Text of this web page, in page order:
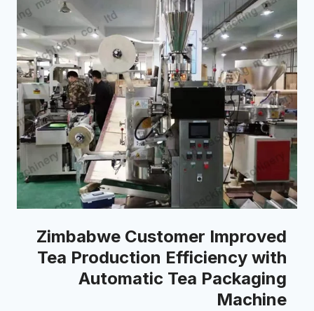
Zimbabwe Customer Improved
Tea Production Efficiency with
Automatic Tea Packaging
Machine